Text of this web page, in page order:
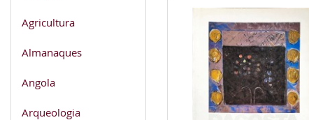
Agricultura
Almanaques
Angola
Arqueologia